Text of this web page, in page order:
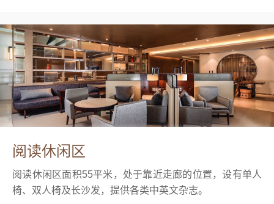
阅读休闲区
阅读休闲区面积55平米，处于靠近走廊的位置，设有单人
椅、双人椅及长沙发，提供各类中英文杂志。